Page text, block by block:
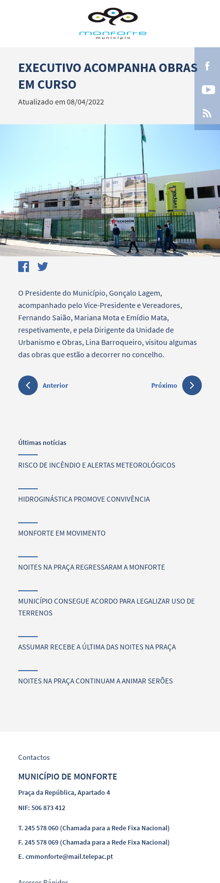
Termo de Pesquisa
Filtros
EXECUTIVO ACOMPANHA OBRAS
EM CURSO
Atualizado em 08/04/2022
O Presidente do Município, Gonçalo Lagem,
acompanhado pelo Vice-Presidente e Vereadores,
Fernando Saião, Mariana Mota e Emídio Mata,
respetivamente, e pela Dirigente da Unidade de
Urbanismo e Obras, Lina Barroqueiro, visitou algumas
das obras que estão a decorrer no concelho.
Anterior Próximo
Últimas notícias
RISCO DE INCÊNDIO E ALERTAS METEOROLÓGICOS
HIDROGINÁSTICA PROMOVE CONVIVÊNCIA
MONFORTE EM MOVIMENTO
NOITES NA PRAÇA REGRESSARAM A MONFORTE
MUNICÍPIO CONSEGUE ACORDO PARA LEGALIZAR USO DE
TERRENOS
ASSUMAR RECEBE A ÚLTIMA DAS NOITES NA PRAÇA
NOITES NA PRAÇA CONTINUAM A ANIMAR SERÕES
Contactos
MUNICÍPIO DE MONFORTE
Praça da República, Apartado 4
NIF: 506 873 412
T.245 578 060 (Chamada para a Rede Fixa Nacional)
F.245 578 069 (Chamada para a Rede Fixa Nacional)
E.cmmonforte@mail.telepac.pt